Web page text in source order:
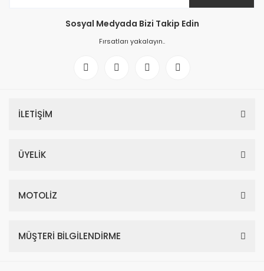
Sosyal Medyada Bizi Takip Edin
Fırsatları yakalayın..
İLETİŞİM
ÜYELİK
MOTOLİZ
MÜŞTERİ BİLGİLENDİRME